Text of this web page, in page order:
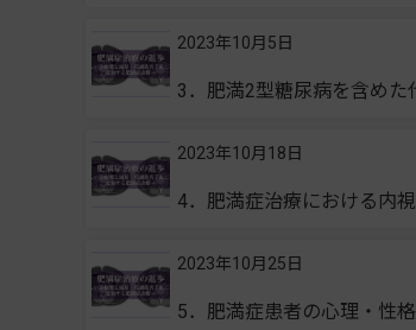
3．肥満2型糖尿病を含め
2023年10月5日
4．肥満症治療における内
2023年10月18日
5．肥満症患者の心理・性
2023年10月25日